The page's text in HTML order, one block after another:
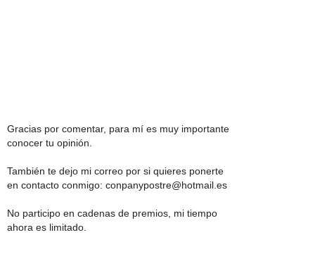
Gracias por comentar, para mí es muy importante
conocer tu opinión.
También te dejo mi correo por si quieres ponerte
en contacto conmigo: conpanypostre@hotmail.es
No participo en cadenas de premios, mi tiempo
ahora es limitado.